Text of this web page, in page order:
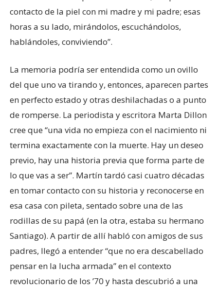
contacto de la piel con mi madre y mi padre; esas
horas a su lado, mirándolos, escuchándolos,
hablándoles, conviviendo”.
La memoria podría ser entendida como un ovillo
del que uno va tirando y, entonces, aparecen partes
en perfecto estado y otras deshilachadas o a punto
de romperse. La periodista y escritora Marta Dillon
cree que “una vida no empieza con el nacimiento ni
termina exactamente con la muerte. Hay un deseo
previo, hay una historia previa que forma parte de
lo que vas a ser”. Martín tardó casi cuatro décadas
en tomar contacto con su historia y reconocerse en
esa casa con pileta, sentado sobre una de las
rodillas de su papá (en la otra, estaba su hermano
Santiago). A partir de allí habló con amigos de sus
padres, llegó a entender “que no era descabellado
pensar en la lucha armada” en el contexto
revolucionario de los ’70 y hasta descubrió a una